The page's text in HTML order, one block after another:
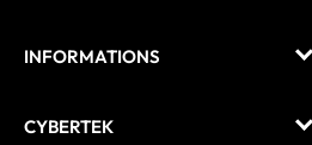
INFORMATIONS
CYBERTEK